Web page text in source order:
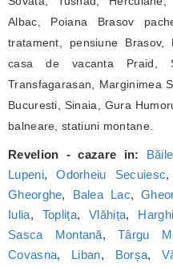
Albac, Poiana Brasov
tratament, pensiune Brasov,
casa de vacanta Praid,
Transfagarasan, Marginimea
Bucuresti, Sinaia, Gura
balneare, statiuni montane.
Revelion - cazare in:
Lupeni,Odorheiu Secuiesc,
Gheorghe, Balea Lac,
Iulia, Toplița,Vlăhița,
Sasca Montană,Târgu
Covasna, Liban, Borșa,